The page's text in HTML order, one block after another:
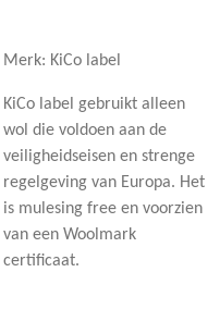
Merk: KiCo label
KiCo label gebruikt alleen
wol die voldoen aan de
veiligheidseisen en strenge
regelgeving van Europa. Het
is mulesing free en voorzien
van een Woolmark
certificaat.